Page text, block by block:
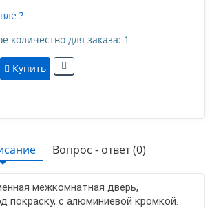
?
количество для заказа: 1
Купить
Вопрос - ответ (0)
межкомнатная дверь,
покраску, с алюминиевой кромкой.